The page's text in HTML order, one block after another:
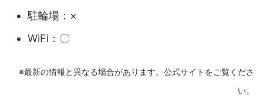
駐輪場：×
WiFi：〇
※最新の情報と異なる場合があります。公式サイトをご覧くださ
い。